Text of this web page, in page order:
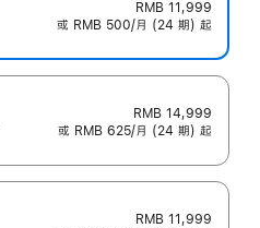
RMB 11,999
或 RMB 500/月 (24 期) 起
RMB 14,999
或 RMB 625/月 (24 期) 起
RMB 11,999